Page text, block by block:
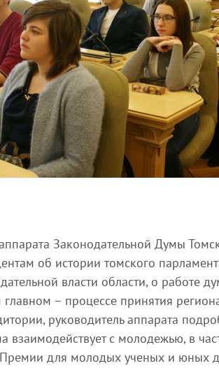
Законодательной Думы
об истории томского
власти области, о работе
– процессе принятия
руководитель аппарата
взаимодействует с молодежью, в
для молодых ученых и юных